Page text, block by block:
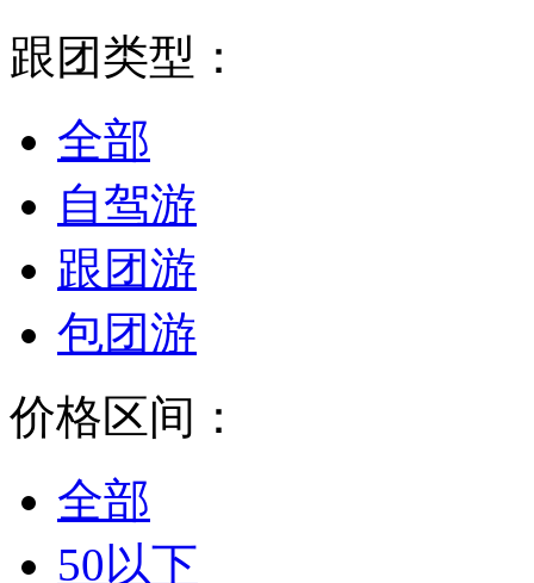
跟团类型：
全部
自驾游
跟团游
包团游
价格区间：
全部
50以下